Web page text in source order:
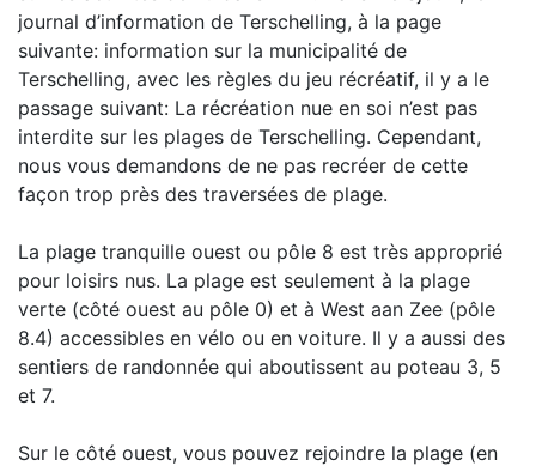
journal d’information de Terschelling, à la page
suivante: information sur la municipalité de
Terschelling, avec les règles du jeu récréatif, il y a le
passage suivant: La récréation nue en soi n’est pas
interdite sur les plages de Terschelling. Cependant,
nous vous demandons de ne pas recréer de cette
façon trop près des traversées de plage.
La plage tranquille ouest ou pôle 8 est très approprié
pour loisirs nus. La plage est seulement à la plage
verte (côté ouest au pôle 0) et à West aan Zee (pôle
8.4) accessibles en vélo ou en voiture. Il y a aussi des
sentiers de randonnée qui aboutissent au poteau 3, 5
et 7.
Sur le côté ouest, vous pouvez rejoindre la plage (en